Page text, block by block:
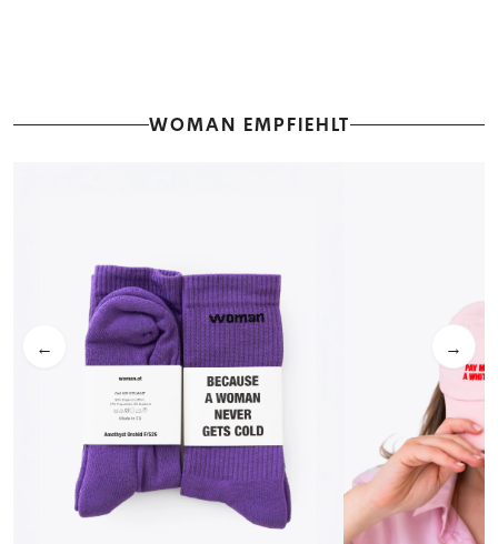
WOMAN EMPFIEHLT
← →